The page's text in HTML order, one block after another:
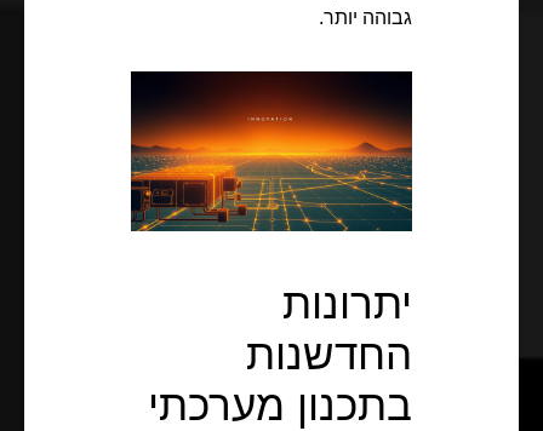
גבוהה יותר.
יתרונות
החדשנות
בתכנון מערכתי